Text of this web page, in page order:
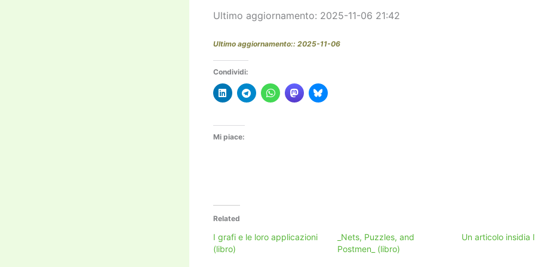
Ultimo aggiornamento: 2025-11-06 21:42
Ultimo aggiornamento:: 2025-11-06
Condividi:
Mi piace:
Related
I grafi e le loro applicazioni
(libro)
_Nets, Puzzles, and
Postmen_ (libro)
Un articolo insidia